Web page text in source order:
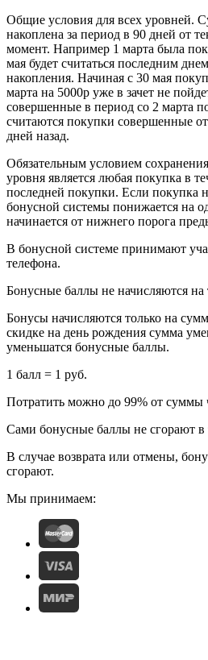
Общие условия для всех уровней.
накоплена за период в 90 дней от
момент. Например 1 марта была
мая будет считаться последним
накопления. Начиная с 30 мая
марта на 5000р уже в зачет не
совершенные в период со 2 марта
считаются покупки совершенные
дней назад.
Обязательным условием
уровня является любая покупка в
последней покупки. Если покупка
бонусной системы понижается на
начинается от нижнего порога
В бонусной системе принимают
телефона.
Бонусные баллы не начисляются на
Бонусы начисляются только на
скидке на день рождения сумма
уменьшатся бонусные баллы.
1 балл = 1 руб.
Потратить можно до 99% от суммы
Сами бонусные баллы не сгорают в
В случае возврата или отмены,
сгорают.
Мы принимаем: